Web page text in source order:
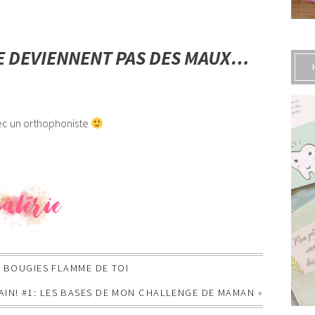
DEVIENNENT PAS DES MAUX…
un orthophoniste
FLAMME DE TOI
#1: LES BASES DE MON CHALLENGE DE MAMAN »